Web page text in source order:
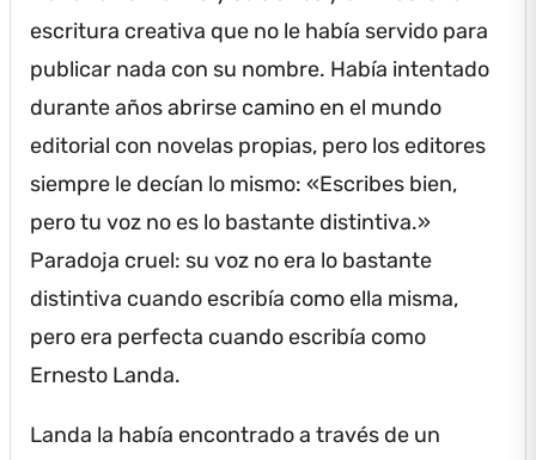
escritura creativa que no le había servido para
publicar nada con su nombre. Había intentado
durante años abrirse camino en el mundo
editorial con novelas propias, pero los editores
siempre le decían lo mismo: «Escribes bien,
pero tu voz no es lo bastante distintiva.»
Paradoja cruel: su voz no era lo bastante
distintiva cuando escribía como ella misma,
pero era perfecta cuando escribía como
Ernesto Landa.
Landa la había encontrado a través de un